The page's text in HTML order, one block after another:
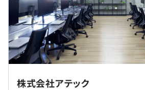
・資格取得報奨金（取得時に5000
・通信教育受講支援
・展示会・セミナー参加支援
◎質問／相談しやすい環境づくりを
オープンカンパニーはオンラインで
受動喫煙防止措置に関する事項
屋内原則禁煙（喫煙室あり）
・夏季休暇
・年末年始休暇（9日前後）
・有給休暇（※平均有給取得：12.3
・慶弔休暇
・特別休暇
前年度 男性19人 女性5人
2年度前 男性34人 女性6人
3年度前 男性90人 女性14人
平均勤続年数
7.0年
株式会社アテック